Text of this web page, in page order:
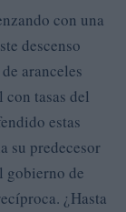
con una
descenso
aranceles
con tasas del
estas
su predecesor
gobierno de
¿Hasta